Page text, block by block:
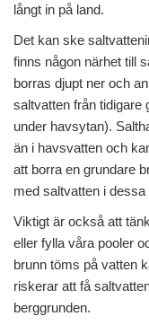
långt in på land.
Det kan ske
finns någon närhet till
borras djupt ner och
saltvatten från tidigare
under havsytan).
än i havsvatten och
att borra en grundare
med saltvatten i dessa
Viktigt är också att
eller fylla våra pooler
brunn töms på vatten
riskerar att få
berggrunden.